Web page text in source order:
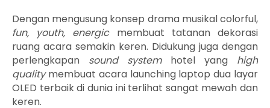
Dengan mengusung konsep drama musikal colorful,
fun, youth, energicmembuat tatanan dekorasi
ruang acara semakin keren. Didukung juga dengan
perlengkapan sound systemhotel yang high
qualitymembuat acara launching laptop dua layar
OLED terbaik di dunia ini terlihat sangat mewah dan
keren.